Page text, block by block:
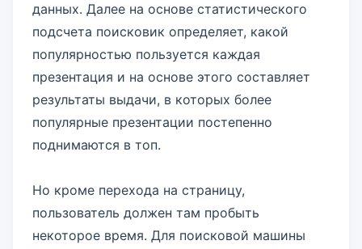
данных. Далее на основе статистического
подсчета поисковик определяет, какой
популярностью пользуется каждая
презентация и на основе этого составляет
результаты выдачи, в которых более
популярные презентации постепенно
поднимаются в топ.
Но кроме перехода на страницу,
пользователь должен там пробыть
некоторое время. Для поисковой машины